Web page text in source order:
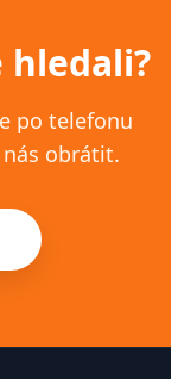
hledali?
po telefonu
obrátit.